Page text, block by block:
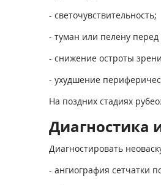
- светочувствительность;
- туман или пелену перед
- снижение остроты
- ухудшение
На поздних стадиях
Диагностика
Диагностировать
- ангиография сетчатки